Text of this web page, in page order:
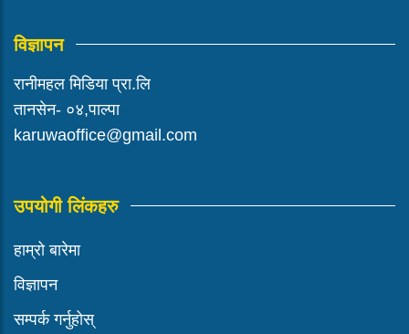
विज्ञापन
रानीमहल मिडिया प्रा.लि
तानसेन- ०४,पाल्पा
karuwaoffice@gmail.com
उपयोगी लिंकहरु
हाम्रो बारेमा
विज्ञापन
सम्पर्क गर्नुहोस्